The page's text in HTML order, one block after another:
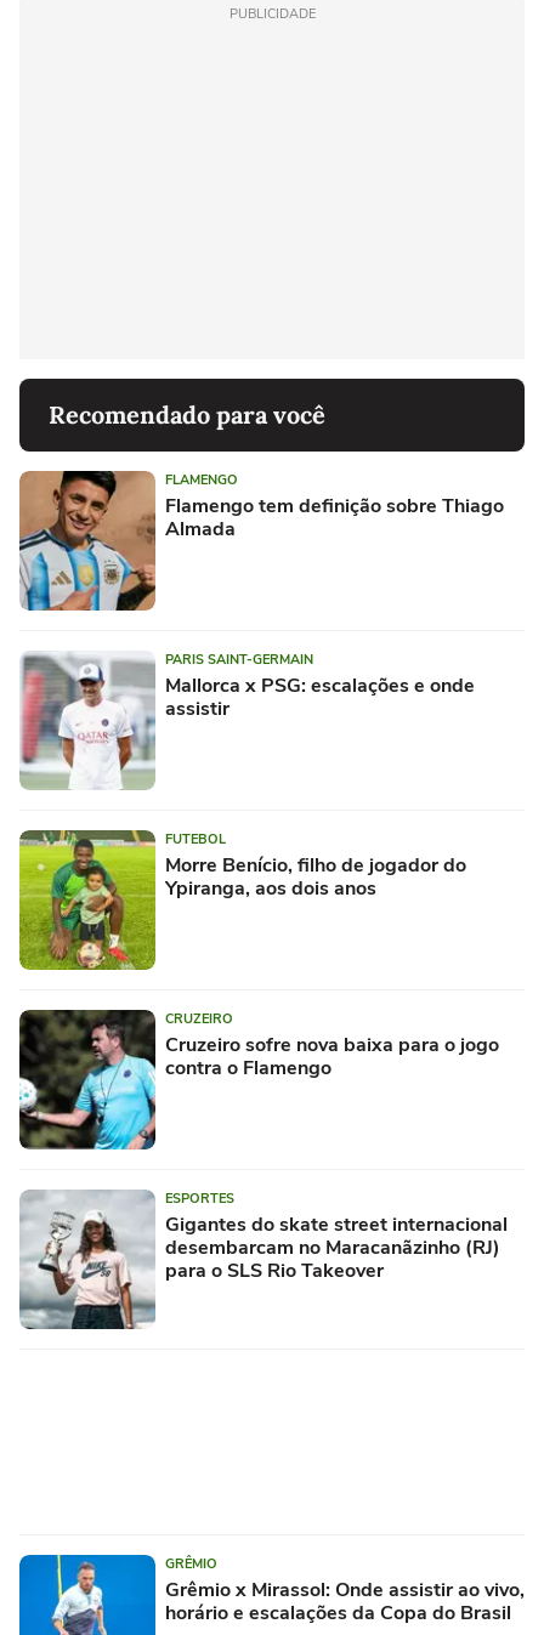
PUBLICIDADE
Recomendado para você
FLAMENGO
Flamengo tem definição sobre Thiago
Almada
PARIS SAINT-GERMAIN
Mallorca x PSG: escalações e onde
assistir
FUTEBOL
Morre Benício, filho de jogador do
Ypiranga, aos dois anos
CRUZEIRO
Cruzeiro sofre nova baixa para o jogo
contra o Flamengo
ESPORTES
Gigantes do skate street internacional
desembarcam no Maracanãzinho (RJ)
para o SLS Rio Takeover
GRÊMIO
Grêmio x Mirassol: Onde assistir ao vivo,
horário e escalações da Copa do Brasil